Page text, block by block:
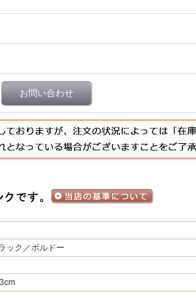
お問い合わせ
ック／ボルドー